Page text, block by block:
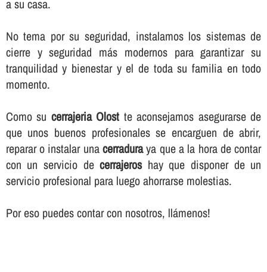
a su casa.
No tema por su seguridad, instalamos los sistemas de
cierre y seguridad más modernos para garantizar su
tranquilidad y bienestar y el de toda su familia en todo
momento.
Como su cerrajeria Olost te aconsejamos asegurarse de
que unos buenos profesionales se encarguen de abrir,
reparar o instalar unacerraduraya que a la hora de contar
con un servicio decerrajeroshay que disponer de un
servicio profesional para luego ahorrarse molestias.
Por eso puedes contar con nosotros, llámenos!